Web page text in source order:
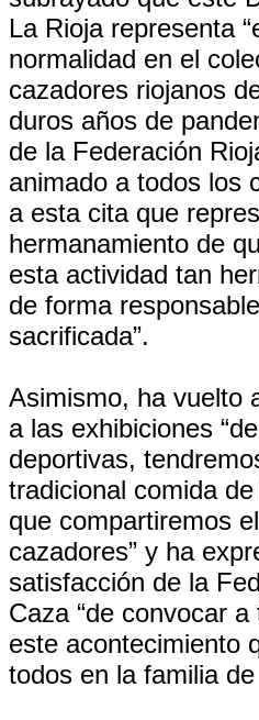
La Rioja representa
normalidad en el
cazadores riojanos
duros años de
de la Federación
animado a todos los
a esta cita que
hermanamiento de
esta actividad tan
de forma
sacrificada”.
Asimismo, ha vuelto
a las exhibiciones
deportivas,
tradicional comida
que compartiremos
cazadores” y ha
satisfacción de la
Caza “de convocar
este acontecimiento
todos en la familia de